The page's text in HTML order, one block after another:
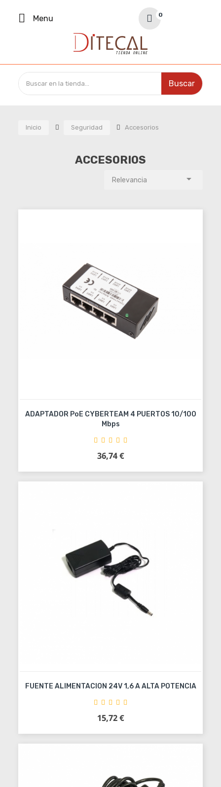
Menu 0
Buscar
Inicio Seguridad Accesorios
ACCESORIOS
Relevancia 
ADAPTADOR PoE CYBERTEAM 4 PUERTOS 10/100
Mbps
Precio
36,74 €
Añadir al carrito
FUENTE ALIMENTACION 24V 1,6 A ALTA POTENCIA
Precio
15,72 €
Añadir al carrito